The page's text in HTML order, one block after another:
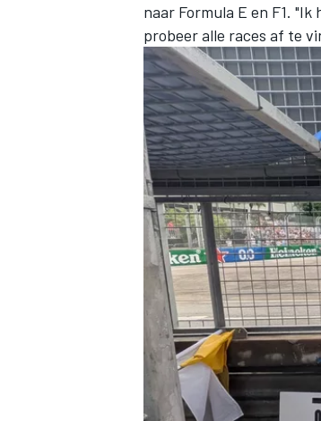
naar Formula E en F1.
probeer alle races af te